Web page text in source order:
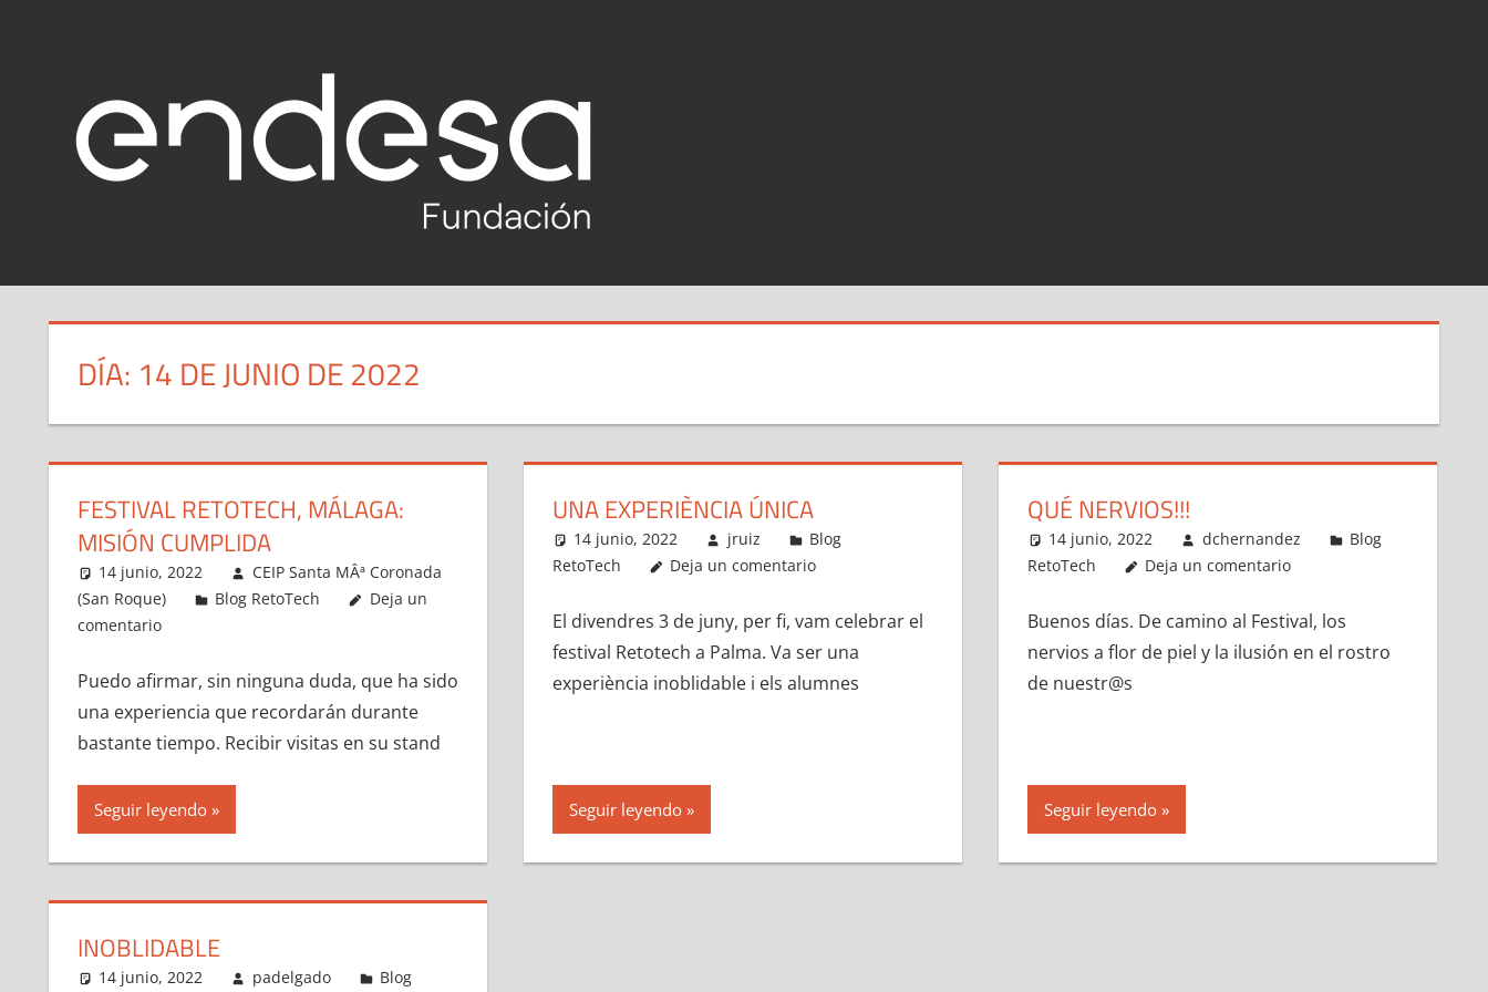
Fundación
Endesa
2020-
DÍA: 14 DE JUNIO DE 2022
FESTIVAL RETOTECH, MÁLAGA:
MISIÓN CUMPLIDA
14 junio, 2022
CEIP Santa MÂª Coronada
(San Roque)
Blog RetoTech
Deja un
comentario
Puedo afirmar, sin ninguna duda, que ha sido
una experiencia que recordarán durante
bastante tiempo. Recibir visitas en su stand
Seguir leyendo
UNA EXPERIÈNCIA ÚNICA
14 junio, 2022 jruiz
Blog
RetoTech
Deja un comentario
El divendres 3 de juny, per fi, vam celebrar el
festival Retotech a Palma. Va ser una
experiència inoblidable i els alumnes
Seguir leyendo
QUÉ NERVIOS!!!
14 junio, 2022 dchernandez
Blog
RetoTech
Deja un comentario
Buenos días. De camino al Festival, los
nervios a flor de piel y la ilusión en el rostro
de nuestr@s
Seguir leyendo
INOBLIDABLE
14 junio, 2022 padelgado Blog